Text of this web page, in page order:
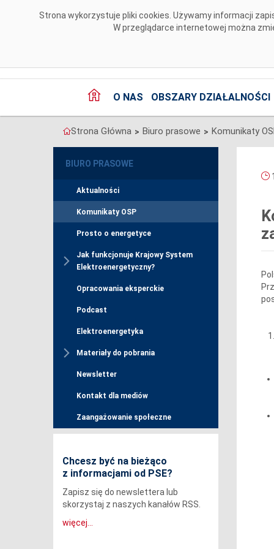
Strona wykorzystuje pliki cookies. Używamy informacji
W przeglądarce internetowej można
O NAS OBSZARY DZIAŁALNOŚCI
Strona Główna > Biuro prasowe > Komunikaty
BIURO PRASOWE
Aktualności
Komunikaty OSP
Prosto o energetyce
Jak funkcjonuje Krajowy System
Elektroenergetyczny?
Opracowania eksperckie
Podcast
Elektroenergetyka
Materiały do pobrania
Newsletter
Kontakt dla mediów
Zaangażowanie społeczne
Chcesz być na bieżąco
z informacjami od PSE?
Zapisz się do newslettera lub
skorzystaj z naszych kanałów RSS.
więcej...